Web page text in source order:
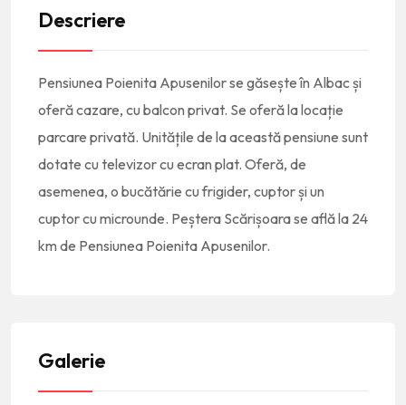
Descriere
Pensiunea Poienita Apusenilor se găsește în Albac și
oferă cazare, cu balcon privat. Se oferă la locație
parcare privată. Unitățile de la această pensiune sunt
dotate cu televizor cu ecran plat. Oferă, de
asemenea, o bucătărie cu frigider, cuptor și un
cuptor cu microunde. Peștera Scărișoara se află la 24
km de Pensiunea Poienita Apusenilor.
Galerie